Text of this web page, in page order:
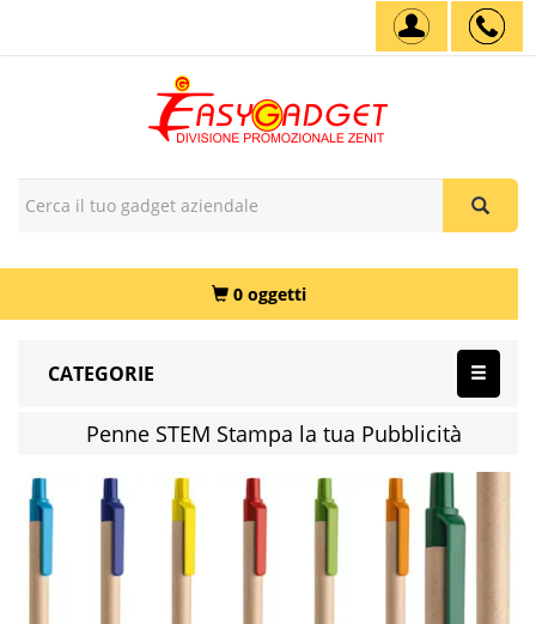
0 oggetti
CATEGORIE
Penne STEM Stampa la tua Pubblicità